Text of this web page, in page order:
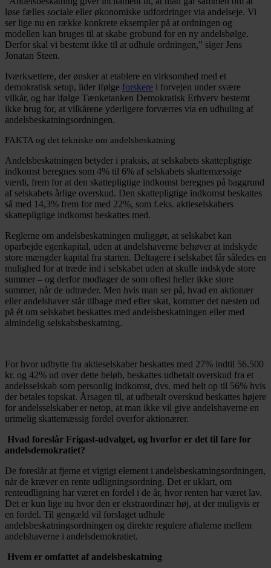
løse fælles sociale eller økonomiske udfordringer via andelseje. Vi
ser lige nu en række konkrete eksempler på at ordningen og
modellen kan bruges til at skabe grobund for en ny andelsbølge.
Derfor skal vi bestemt ikke til at udhule ordningen,” siger Jens
Jonatan Steen.
Iværksættere, der ønsker at etablere en virksomhed med et
demokratisk setup, lider ifølge forskere i forvejen under svære
vilkår, og har ifølge Tænketanken Demokratisk Erhverv bestemt
ikke brug for, at vilkårene yderligere forværres via en udhuling af
andelsbeskatningsordningen.
FAKTA og det tekniske om andelsbeskatning
Andelsbeskatningen betyder i praksis, at selskabets skattepligtige
indkomst beregnes som 4% til 6% af selskabets skattemæssige
værdi, frem for at den skattepligtige indkomst beregnes på baggrund
af selskabets årlige overskud. Den skattepligtige indkomst beskattes
så med 14,3% frem for med 22%, som f.eks. aktieselskabers
skattepligtige indkomst beskattes med.
Reglerne om andelsbeskatningen muliggør, at selskabet kan
oparbejde egenkapital, uden at andelshaverne behøver at indskyde
store mængder kapital fra starten. Deltagere i selskabet får således en
mulighed for at træde ind i selskabet uden at skulle indskyde store
summer – og derfor modtager de som oftest heller ikke store
summer, når de udtræder. Men hvis man ser på, hvad en aktionær
eller andelshaver står tilbage med efter skat, kommer det næsten ud
på ét om selskabet beskattes med andelsbeskatningen eller med
almindelig selskabsbeskatning.
For hvor udbytte fra aktieselskaber beskattes med 27% indtil 56.500
kr. og 42% ud over dette beløb, beskattes udbetalt overskud fra et
andelsselskab som personlig indkomst, dvs. med helt op til 56% hvis
der betales topskat. Årsagen til, at udbetalt overskud beskattes højere
for andelsselskaber er netop, at man ikke vil give andelshaverne en
urimelig skattemæssig fordel overfor aktionærer.
Hvad foreslår Frigast-udvalget, og hvorfor er det til fare for
andelsdemokratiet?
De foreslår at fjerne et vigtigt element i andelsbeskatningsordningen,
når de kræver en rente udligningsordning. Det er uklart, om
renteudligning har været en fordel i de år, hvor renten har været lav.
Det er kun lige nu hvor den er ekstraordinær høj, at der muligvis er
en fordel. Til gengæld vil forslaget udhule
andelsbeskatningsordningen og direkte regulere aftalerne mellem
andelshaverne i andelsdemokratiet.
Hvem er omfattet af andelsbeskatning